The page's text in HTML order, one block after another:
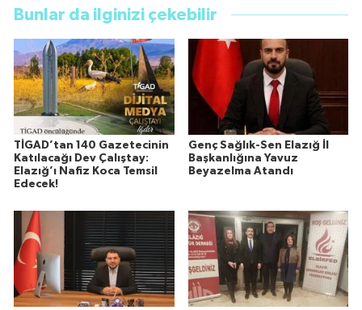
Bunlar da ilginizi çekebilir
TİGAD’tan 140 Gazetecinin
Katılacağı Dev Çalıştay:
Elazığ’ı Nafiz Koca Temsil
Edecek!
Genç Sağlık-Sen Elazığ İl
Başkanlığına Yavuz
Beyazelma Atandı